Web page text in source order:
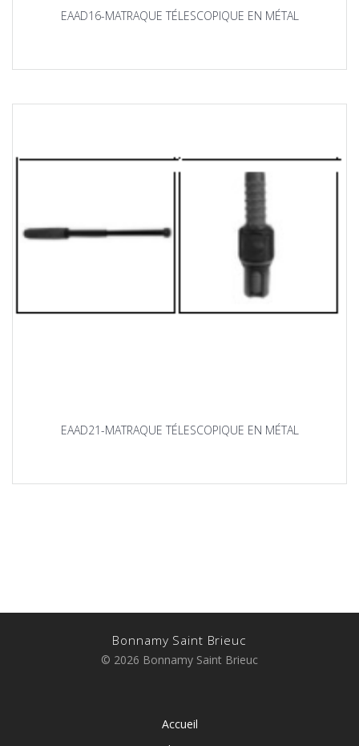
EAAD16-MATRAQUE TÉLESCOPIQUE EN MÉTAL
EAAD21-MATRAQUE TÉLESCOPIQUE EN MÉTAL
Bonnamy Saint Brieuc
© 2026 Bonnamy Saint Brieuc
Accueil